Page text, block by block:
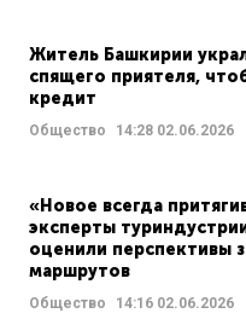
Житель Башкирии
спящего приятеля,
кредит
Общество 14:28 02.06.2026
«Новое всегда
эксперты
оценили перспективы
маршрутов
Общество 14:16 02.06.2026